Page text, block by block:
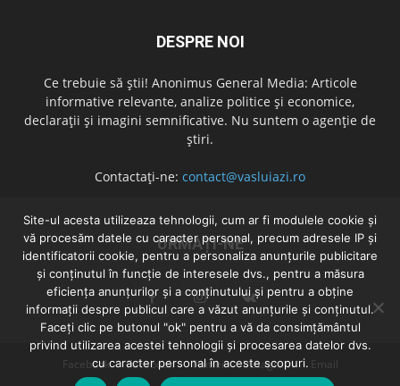
DESPRE NOI
Ce trebuie să știi! Anonimus General Media: Articole
informative relevante, analize politice și economice,
declarații și imagini semnificative. Nu suntem o agenție de
știri.
Contactați-ne: contact@vasluiazi.ro
URMAȚI-NE
Facebook Facebook Twitter Instagram Email
Site-ul acesta utilizeaza tehnologii, cum ar fi modulele cookie și
vă procesăm datele cu caracter personal, precum adresele IP și
identificatorii cookie, pentru a personaliza anunțurile publicitare
și conținutul în funcție de interesele dvs., pentru a măsura
eficiența anunțurilor și a conținutului și pentru a obține
informații despre publicul care a văzut anunțurile și conținutul.
Faceți clic pe butonul "ok" pentru a vă da consimțământul
privind utilizarea acestei tehnologii și procesarea datelor dvs.
cu caracter personal în aceste scopuri.